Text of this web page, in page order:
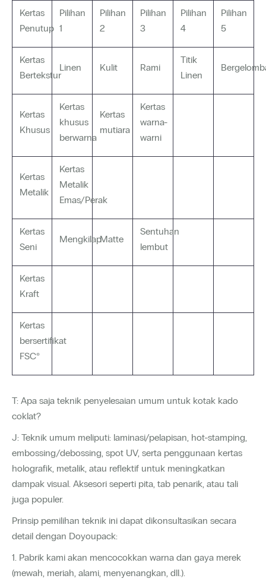
Kertas
Penutup
Pilihan
1
Pilihan
2
Pilihan
3
Pilihan
4
Pilihan
5
Kertas
Bertekstur
Linen Kulit Rami
Titik
Linen
Kertas
Khusus
Kertas
khusus
berwarna
Kertas
mutiara
Kertas
warna-
warni
Kertas
Metalik
Kertas
Metalik
Emas/Perak
Kertas
Seni
MengkilapMatte
Sentuhan
lembut
Kertas
Kraft
Kertas
bersertifikat
FSC®
T: Apa saja teknik penyelesaian umum untuk kotak kado
coklat?
J: Teknik umum meliputi: laminasi/pelapisan, hot-stamping,
embossing/debossing, spot UV, serta penggunaan kertas
holografik, metalik, atau reflektif untuk meningkatkan
dampak visual. Aksesori seperti pita, tab penarik, atau tali
juga populer.
Prinsip pemilihan teknik ini dapat dikonsultasikan secara
detail dengan Doyoupack:
1. Pabrik kami akan mencocokkan warna dan gaya merek
(mewah, meriah, alami, menyenangkan, dll.).